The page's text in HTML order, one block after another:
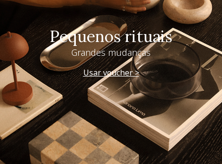
Pequenos rituais
Grandes mudanças
Usar voucher >